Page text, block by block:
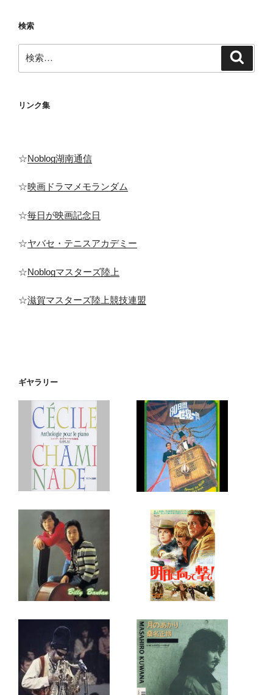
ペ
ジ
送
検索
索:
リンク集
☆Noblog湖南通信
☆映画ドラマメモランダム
☆毎日が映画記念日
☆ヤバセ・テニスアカデミー
☆Noblogマスターズ陸上
☆滋賀マスターズ陸上競技連盟
ギヤラリー